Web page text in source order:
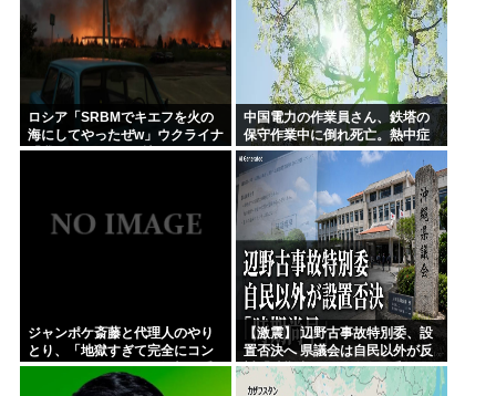
ロシア「SRBMでキエフを火の
海にしてやったぜw」ウクライナ
「我々もSRBMで反撃する
中国電力の作業員さん、鉄塔の
保守作業中に倒れ死亡。熱中症
か
ジャンポケ斎藤と代理人のやり
とり、「地獄すぎて完全にコン
トになってる……」と衝撃を受
ける人が続出中
【激震】 辺野古事故特別委、設
置否決へ 県議会は自民以外が反
対「時期尚早、総務企画委員会
でやれ」